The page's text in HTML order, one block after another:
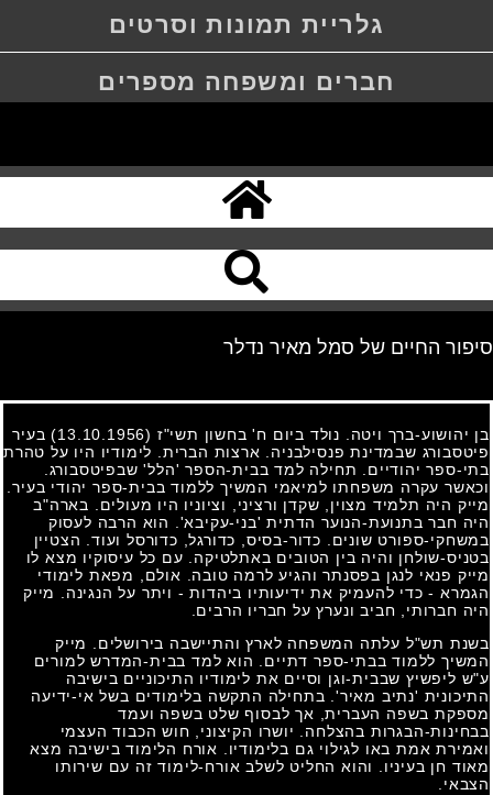
גלריית תמונות וסרטים
חברים ומשפחה מספרים
סיפור החיים של סמל מאיר נדלר
בן יהושוע-ברך ויטה. נולד ביום ח' בחשון תשי"ז (13.10.1956)
בעיר
פיטסבורג שבמדינת פנסילבניה. ארצות הברית. לימודיו היו על טהרת
בתי-ספר יהודיים. תחילה למד בבית-הספר 'הלל' שבפיטסבורג.
וכאשר עקרה משפחתו למיאמי המשיך ללמוד בבית-ספר יהודי בעיר.
מייק היה תלמיד מצוין, שקדן ורציני, וציוניו היו מעולים. בארה"ב
היה חבר בתנועת-הנוער הדתית 'בני-עקיבא'. הוא הרבה לעסוק
במשחקי-ספורט שונים. כדור-בסיס, כדורגל, כדורסל ועוד. הצטיין
בטניס-שולחן והיה בין הטובים באתלטיקה. עם כל עיסוקיו מצא לו
מייק פנאי לנגן בפסנתר והגיע לרמה טובה. אולם, מפאת לימודי
הגמרא - כדי להעמיק את ידיעותיו ביהדות - ויתר על הנגינה. מייק
היה חברותי, חביב ונערץ על חבריו הרבים.
בשנת תש"ל עלתה המשפחה לארץ והתיישבה בירושלים. מייק
המשיך ללמוד בבתי-ספר דתיים. הוא למד בבית-המדרש למורים
ע"ש ליפשיץ שבבית-וגן וסיים את לימודיו התיכוניים בישיבה
התיכונית 'נתיב מאיר'. בתחילה התקשה בלימודים בשל אי-ידיעה
מספקת בשפה העברית, אך לבסוף שלט בשפה ועמד
בבחינות-הבגרות בהצלחה. יושרו הקיצוני, חוש הכבוד העצמי
ואמירת אמת באו לגילוי גם בלימודיו. אורח הלימוד בישיבה מצא
מאוד חן בעיניו. והוא החליט לשלב אורח-לימוד זה עם שירותו
הצבאי.